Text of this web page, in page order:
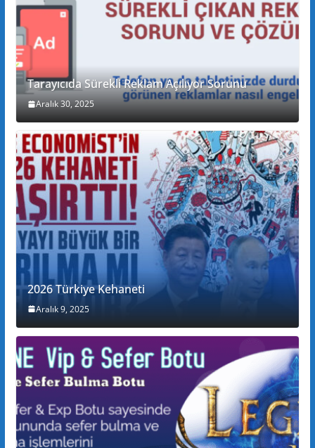
Tarayıcıda Sürekli Reklam Açılıyor Sorunu
Aralık 30, 2025
2026 Türkiye Kehaneti
Aralık 9, 2025